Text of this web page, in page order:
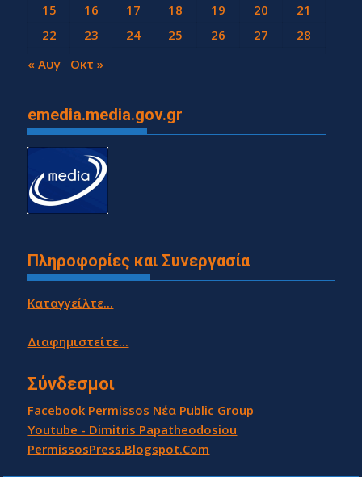
15
16 17 18 19 20
21
22
23 24 25 26 27
28
29
30
« Αυγ Οκτ »
emedia.media.gov.gr
Πληροφορίες και Συνεργασία
Καταγγείλτε...
Διαφημιστείτε...
Σύνδεσμοι
Facebook Permissos Νέα Public Group
Youtube - Dimitris Papatheodosiou
PermissosPress.Blogspot.Com